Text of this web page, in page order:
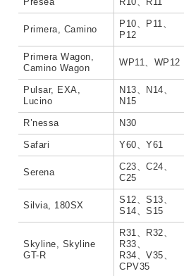
Primera, Camino
P10、P11、
P12
Primera Wagon,
Camino Wagon
WP11、WP12
Pulsar, EXA,
Lucino
N13、N14、
N15
R’nessa N30
Safari Y60、Y61
Serena
C23、C24、
C25
Silvia, 180SX
S12、S13、
S14、S15
Skyline, Skyline
GT-R
R31、R32、
R33、
R34、V35、
CPV35